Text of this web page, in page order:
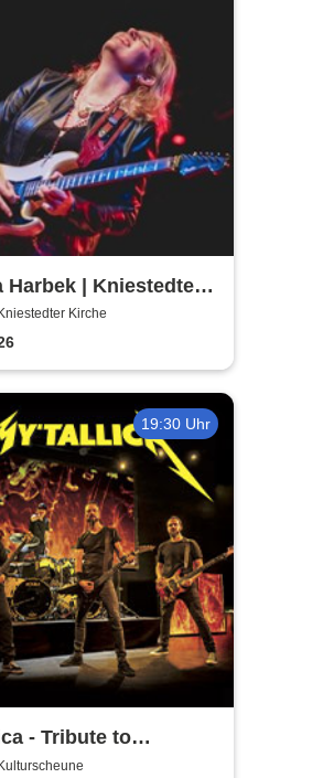
| Kniestedter
Kirche
19:30 Uhr
- Tribute to